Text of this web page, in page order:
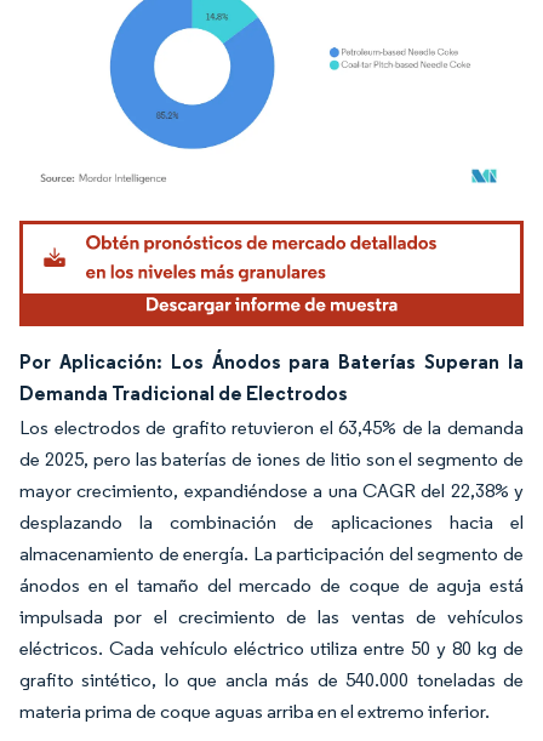
Imagen © Mordor Intelligence. El uso requiere atribución según CC BY 4.0.
Por Aplicación: Los Ánodos para Baterías Superan la
Demanda Tradicional de Electrodos
Los electrodos de grafito retuvieron el 63,45% de la demanda
de 2025, pero las baterías de iones de litio son el segmento de
mayor crecimiento, expandiéndose a una CAGR del 22,38% y
desplazando la combinación de aplicaciones hacia el
almacenamiento de energía. La participación del segmento de
ánodos en el tamaño del mercado de coque de aguja está
impulsada por el crecimiento de las ventas de vehículos
eléctricos. Cada vehículo eléctrico utiliza entre 50 y 80 kg de
grafito sintético, lo que ancla más de 540.000 toneladas de
materia prima de coque aguas arriba en el extremo inferior.